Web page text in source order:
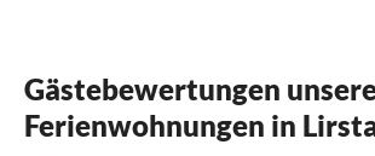
Gästebewertungen
Ferienwohnungen in